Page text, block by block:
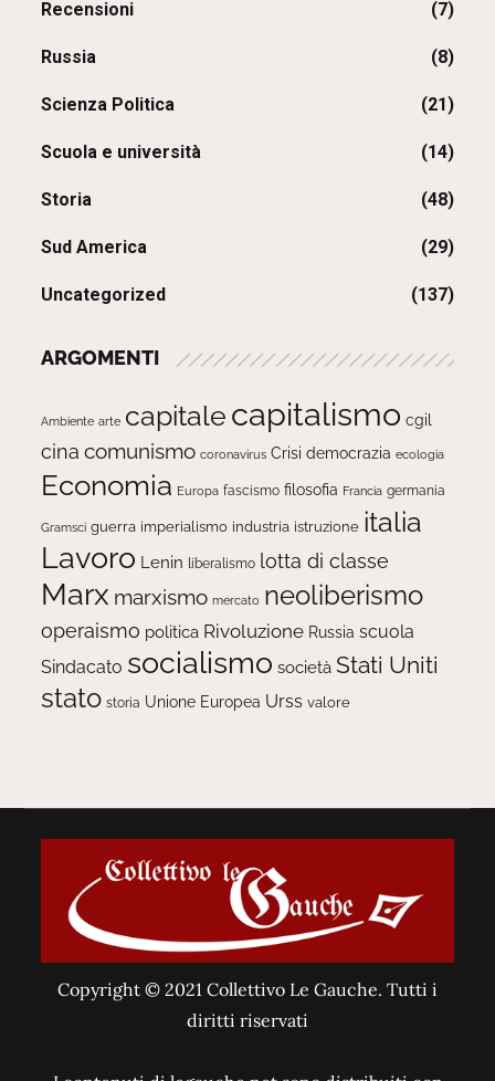
Recensioni (7)
Russia (8)
Scienza Politica (21)
Scuola e università (14)
Storia (48)
Sud America (29)
Uncategorized (137)
ARGOMENTI
Ambiente arte capitale capitalismo cgil
cina comunismo coronavirus Crisi democrazia ecologia
Economia Europa fascismo filosofia Francia germania
Gramsci guerra imperialismo industria istruzione italia
Lavoro Lenin liberalismo lotta di classe
Marx marxismo mercato neoliberismo
operaismo politica Rivoluzione Russia scuola
Sindacato socialismo società Stati Uniti
stato storia Unione Europea Urss valore
Copyright © 2021 Collettivo Le Gauche. Tutti i
diritti riservati